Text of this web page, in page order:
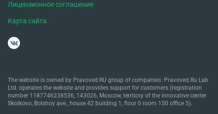
Лицензионное соглашение
Карта сайта
The website is owned by Pravoved.RU group of companies. Pravoved.Ru Lab
Ltd. operates the website and provides support for customers (registration
number 1187746238536, 143026, Moscow, territory of the innovative center
Skolkovo, Bolshoy ave., house 42 building 1, floor 0 room 150 office 5).